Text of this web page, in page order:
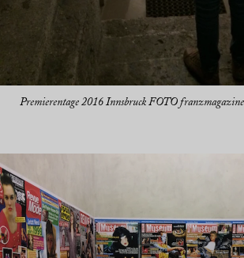
Premierentage 2016 Innsbruck FOTO